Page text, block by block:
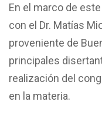
En el marco de
con el Dr. Matías
proveniente de
principales
realización del
en la materia.